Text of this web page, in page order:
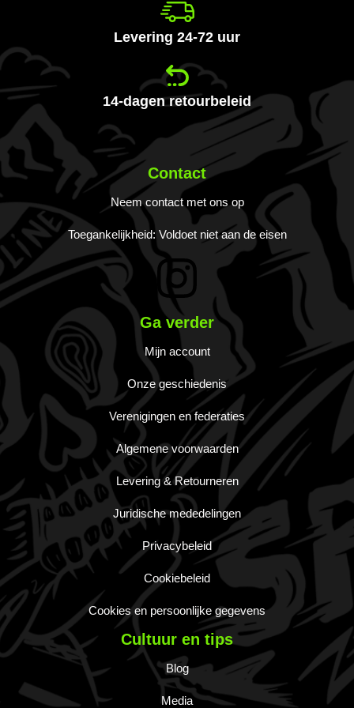
Levering 24-72 uur
14-dagen retourbeleid
Contact
Neem contact met ons op
Toegankelijkheid: Voldoet niet aan de eisen
Ga verder
Mijn account
Onze geschiedenis
Verenigingen en federaties
Algemene voorwaarden
Levering & Retourneren
Juridische mededelingen
Privacybeleid
Cookiebeleid
Cookies en persoonlijke gegevens
Cultuur en tips
Blog
Media